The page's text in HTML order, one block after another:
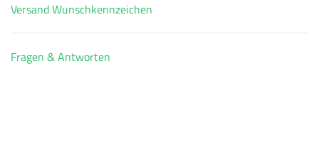
Versand Wunschkennzeichen
Fragen & Antworten